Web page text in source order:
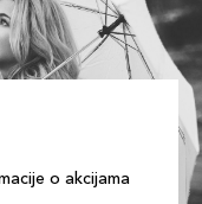
o akcijama